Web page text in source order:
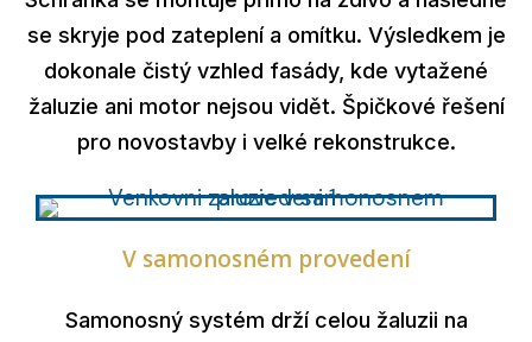
se skryje pod zateplení a omítku. Výsledkem je
dokonale čistý vzhled fasády, kde vytažené
žaluzie ani motor nejsou vidět. Špičkové řešení
pro novostavby i velké rekonstrukce.
V samonosném provedení
Samonosný systém drží celou žaluzii na